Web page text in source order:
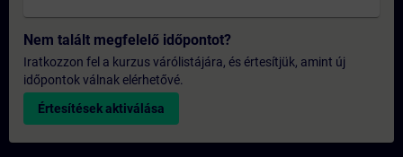
Nem talált megfelelő időpontot?
Iratkozzon fel a kurzus várólistájára, és értesítjük, amint új
időpontok válnak elérhetővé.
Értesítések aktiválása